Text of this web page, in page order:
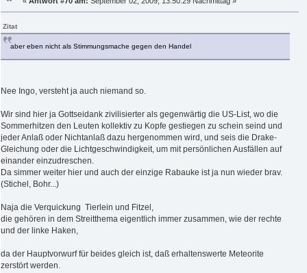
Zitat
aber eben nicht als Stimmungsmache gegen den Handel
Nee Ingo, versteht ja auch niemand so.
Wir sind hier ja Gottseidank zivilisierter als gegenwärtig die US-List, wo die
Sommerhitzen den Leuten kollektiv zu Kopfe gestiegen zu schein seind und
jeder Anlaß oder Nichtanlaß dazu hergenommen wird, und seis die Drake-
Gleichung oder die Lichtgeschwindigkeit, um mit persönlichen Ausfällen auf
einander einzudreschen.
Da simmer weiter hier und auch der einzige Rabauke ist ja nun wieder brav.
(Stichel, Bohr...)
Naja die Verquickung Tierlein und Fitzel,
die gehören in dem Streitthema eigentlich immer zusammen, wie der rechte
und der linke Haken,
da der Hauptvorwurf für beides gleich ist, daß erhaltenswerte Meteorite
zerstört werden.